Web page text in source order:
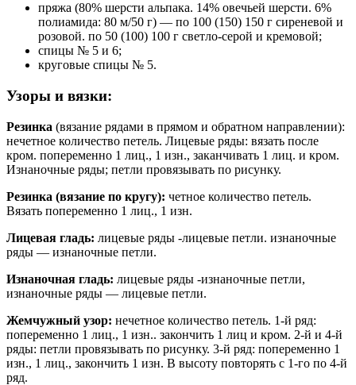
пряжа (80% шерсти альпака. 14% овечьей шерсти. 6%
полиамида: 80 м/50 г) — по 100 (150) 150 г сиреневой и
розовой. по 50 (100) 100 г светло-серой и кремовой;
спицы № 5 и 6;
круговые спицы № 5.
Узоры и вязки:
Резинка (вязание рядами в прямом и обратном направлении):
нечетное количество петель. Лицевые ряды: вязать после
кром. попеременно 1 лиц., 1 изн., заканчивать 1 лиц. и кром.
Изнаночные ряды; петли провязывать по рисунку.
Резинка (вязание по кругу): четное количество петель.
Вязать попеременно 1 лиц., 1 изн.
Лицевая гладь: лицевые ряды -лицевые петли. изнаночные
ряды — изнаночные петли.
Изнаночная гладь: лицевые ряды -изнаночные петли,
изнаночные ряды — лицевые петли.
Жемчужный узор: нечетное количество петель. 1-й ряд:
попеременно 1 лиц., 1 изн.. закончить 1 лиц и кром. 2-й и 4-й
ряды: петли провязывать по рисунку. 3-й ряд: попеременно 1
изн., 1 лиц., закончить 1 изн. В высоту повторять с 1-го по 4-й
ряд.